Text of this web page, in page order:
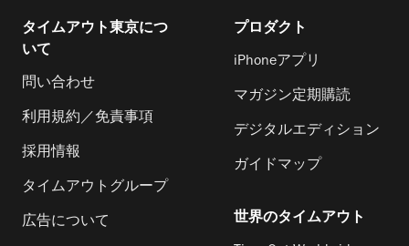
タイムアウト東京につ
いて
問い合わせ
利用規約／免責事項
採用情報
タイムアウトグループ
広告について
プロダクト
iPhoneアプリ
マガジン定期購読
デジタルエディション
ガイドマップ
世界のタイムアウト